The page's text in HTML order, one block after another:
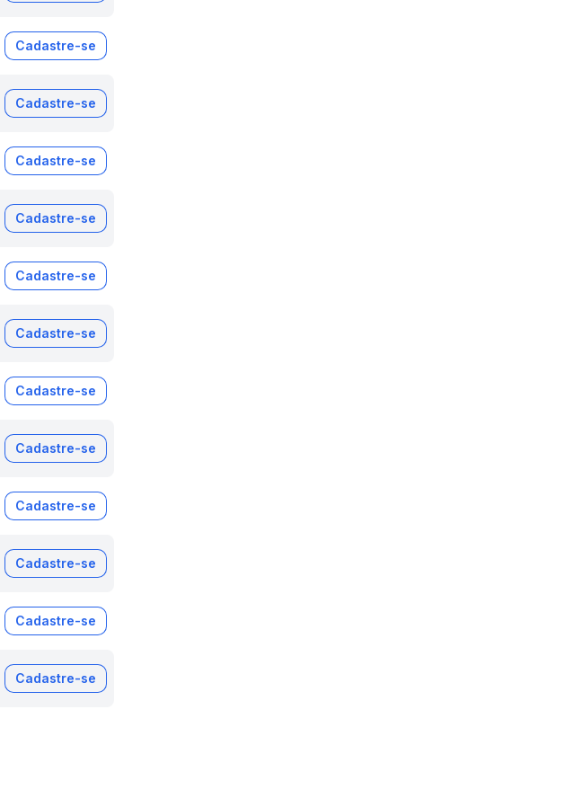
Cadastre-se
Cadastre-se
Cadastre-se
Cadastre-se
Cadastre-se
Cadastre-se
Cadastre-se
Cadastre-se
Cadastre-se
Cadastre-se
Cadastre-se
Cadastre-se